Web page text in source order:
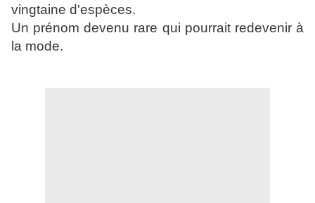
vingtaine d'espèces.
Un prénom devenu rare qui pourrait redevenir à
la mode.